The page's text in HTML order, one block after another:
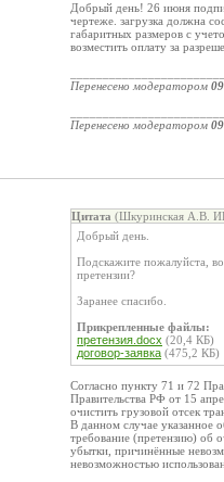
Добрый день! 26 июня
чертеже. загрузка должна
габаритных размеров с
возместить оплату за
Перенесено модератором
Перенесено модератором
Цитата (Шкуринская А.В.
Добрый день.
Подскажите пожалуйста,
претензии?
Заранее спасибо.
Прикрепленные файлы:
претензия.docx (20,4 КБ)
договор-заявка (475,2 КБ)
Согласно пункту 71 и 72
Правительства РФ от 15
очистить грузовой отсек
В данном случае указанное
требование (претензию) об
убытки, причинённые
невозможностью